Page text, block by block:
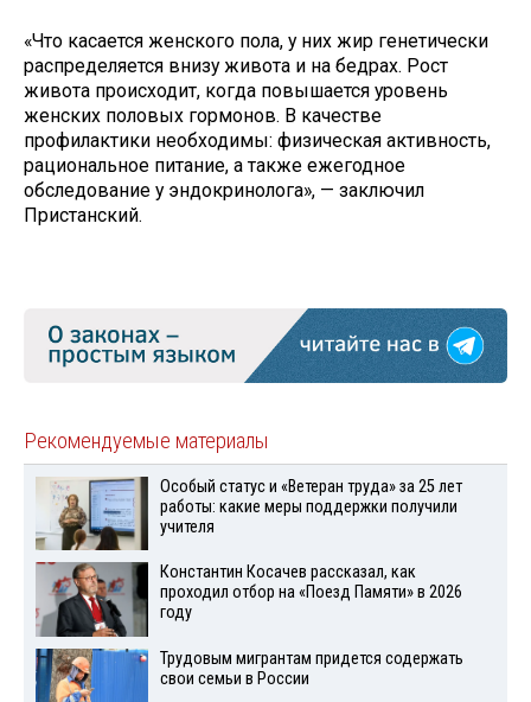
«Что касается женского пола, у них жир генетически
распределяется внизу живота и на бедрах. Рост
живота происходит, когда повышается уровень
женских половых гормонов. В качестве
профилактики необходимы: физическая активность,
рациональное питание, а также ежегодное
обследование у эндокринолога», — заключил
Пристанский.
Рекомендуемые материалы
Особый статус и «Ветеран труда» за 25 лет
работы: какие меры поддержки получили
учителя
Константин Косачев рассказал, как
проходил отбор на «Поезд Памяти» в 2026
году
Трудовым мигрантам придется содержать
свои семьи в России